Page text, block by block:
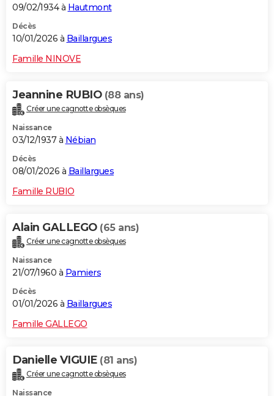
09/02/1934 à Hautmont
Décès
10/01/2026 à Baillargues
Famille NINOVE
Jeannine RUBIO (88 ans)
Créer une cagnotte obsèques
Naissance
03/12/1937 à Nébian
Décès
08/01/2026 à Baillargues
Famille RUBIO
Alain GALLEGO (65 ans)
Créer une cagnotte obsèques
Naissance
21/07/1960 à Pamiers
Décès
01/01/2026 à Baillargues
Famille GALLEGO
Danielle VIGUIE (81 ans)
Créer une cagnotte obsèques
Naissance